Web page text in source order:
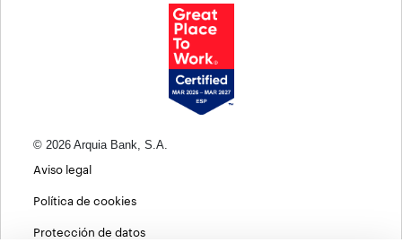
© 2026 Arquia Bank, S.A.
Aviso legal
Política de cookies
Protección de datos